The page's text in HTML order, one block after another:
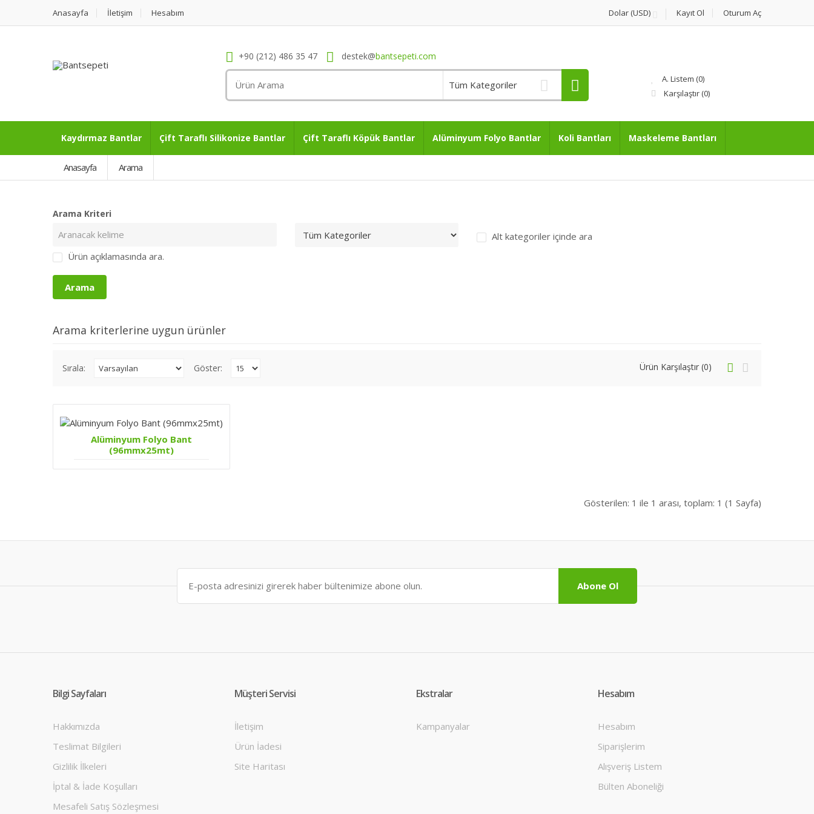
Anasayfa İletişim Hesabım Dolar (USD) Kayıt Ol Oturum Aç
+90 (212) 486 35 47 destek@bantsepeti.com
A. Listem (0)
Karşılaştır (0)
Kaydırmaz Bantlar Çift Taraflı Silikonize Bantlar Çift Taraflı Köpük Bantlar Alüminyum Folyo Bantlar Koli Bantları Maskeleme Bantları
Anasayfa Arama
Arama Kriteri
Alt kategoriler içinde ara
Ürün açıklamasında ara.
Arama kriterlerine uygun ürünler
Ürün Karşılaştır (0)
Sırala: Göster:
Alüminyum Folyo Bant
(96mmx25mt)
Gösterilen: 1 ile 1 arası, toplam: 1 (1 Sayfa)
Abone Ol
Bilgi Sayfaları
Hakkımızda
Teslimat Bilgileri
Gizlilik İlkeleri
İptal & İade Koşulları
Mesafeli Satış Sözleşmesi
Müşteri Servisi
İletişim
Ürün İadesi
Site Haritası
Ekstralar
Kampanyalar
Hesabım
Hesabım
Siparişlerim
Alışveriş Listem
Bülten Aboneliği